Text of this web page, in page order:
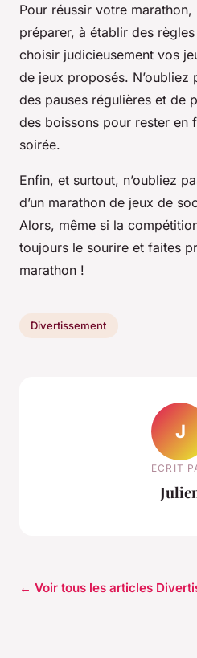
Pour réussir votre
préparer, à établir des
choisir judicieusement vos
de jeux proposés. N’oubliez
des pauses régulières et de
des boissons pour rester en
soirée.
Enfin, et surtout, n’oubliez
d’un marathon de jeux de
Alors, même si la
toujours le sourire et faites
marathon !
Divertissement
J
ECRIT
← Voir tous les articles